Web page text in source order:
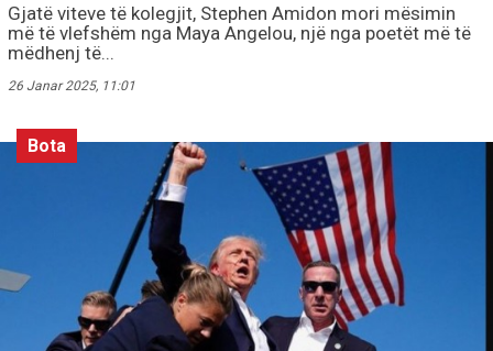
Gjatë viteve të kolegjit, Stephen Amidon mori mësimin
më të vlefshëm nga Maya Angelou, një nga poetët më të
mëdhenj të...
26 Janar 2025, 11:01
Bota